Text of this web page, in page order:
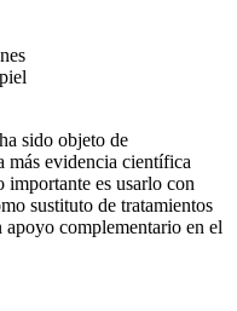
ha sido objeto de
más evidencia científica
es usarlo con
sustituto de tratamientos
complementario en el